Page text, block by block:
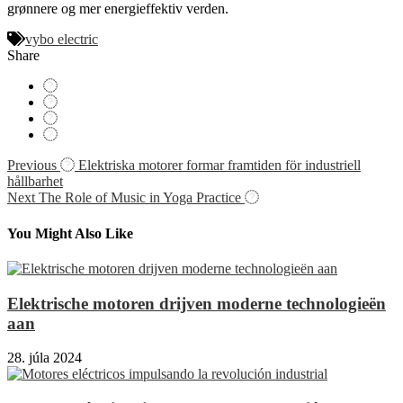
grønnere og mer energieffektiv verden.
vybo electric
Share
Navigácia
v
Previous
Elektriska motorer formar framtiden för industriell
hållbarhet
Next The Role of Music in Yoga Practice
You Might Also Like
Elektrische motoren drijven moderne technologieën
aan
28. júla 2024